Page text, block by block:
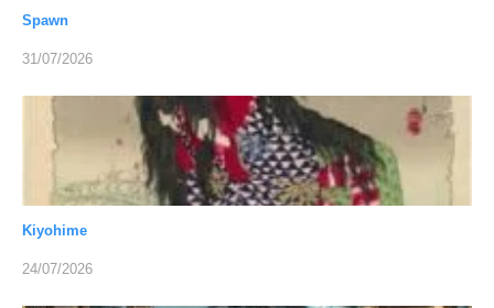
Spawn
31/07/2026
Kiyohime
24/07/2026